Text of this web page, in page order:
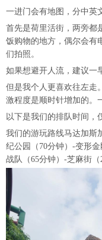
一进门会有地图，分中英
首先是荷里活街，两旁都
饭购物的地方，偶尔会有
们拍照。
如果想避开人流，建议一
但是我个人更喜欢往左走
激程度是顺时针增加的。
以下是我们的排队时间，
我们的游玩路线马达加斯
纪公园（70分钟）-变形
战队（65分钟）-芝麻街（